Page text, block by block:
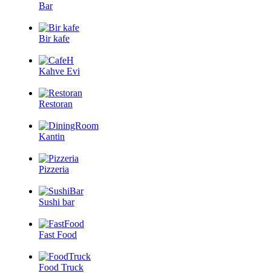
Bar
Bir kafe
Kahve Evi
Restoran
Kantin
Pizzeria
Sushi bar
Fast Food
Food Truck